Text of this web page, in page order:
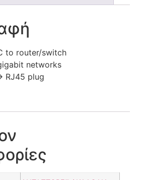
to router/switch
networks
RJ45 plug